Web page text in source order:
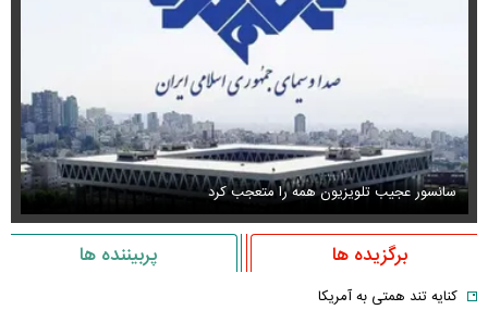
سانسور عجیب تلویزیون همه را متعجب کرد
برگزیده ها پربیننده ها
کنایه تند همتی به آمریکا